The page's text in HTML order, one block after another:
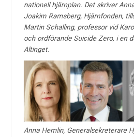
nationell hjärnplan. Det skriver
Joakim Ramsberg, Hjärnfonden,
Martin Schalling, professor vid
och ordförande Suicide Zero, i en
Altinget.
Anna Hemlin, Generalsekreterare